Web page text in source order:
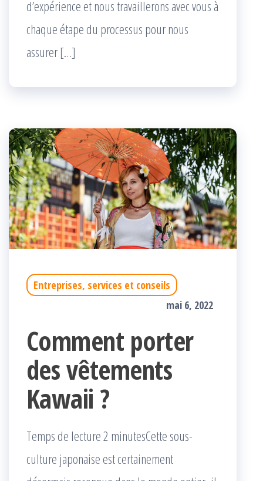
d’expérience et nous travaillerons avec vous à
chaque étape du processus pour nous
assurer […]
Entreprises, services et conseils
mai 6, 2022
Comment porter
des vêtements
Kawaii ?
Temps de lecture 2 minutesCette sous-
culture japonaise est certainement